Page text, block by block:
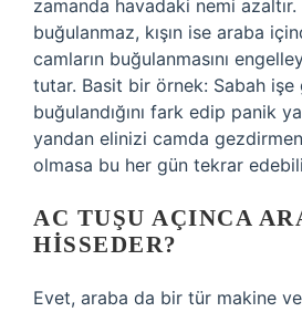
zamanda havadaki nemi azaltır.
buğulanmaz, kışın ise araba
camların buğulanmasını
tutar. Basit bir örnek: Sabah işe
buğulandığını fark edip panik
yandan elinizi camda
olmasa bu her gün tekrar
AC TUŞU AÇINCA
HISSEDER?
Evet, araba da bir tür makine